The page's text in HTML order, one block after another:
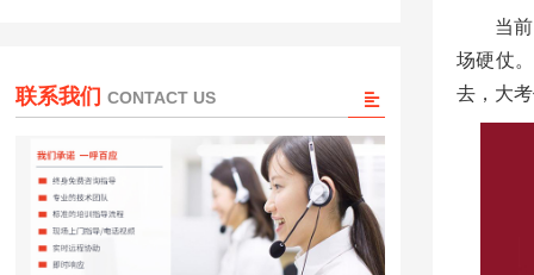
当
场硬仗
去，大
联系我们 CONTACT US